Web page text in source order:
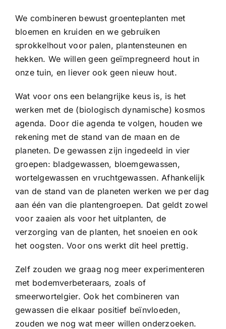
We combineren bewust groenteplanten met
bloemen en kruiden en we gebruiken
sprokkelhout voor palen, plantensteunen en
hekken. We willen geen geïmpregneerd hout in
onze tuin, en liever ook geen nieuw hout.
Wat voor ons een belangrijke keus is, is het
werken met de (biologisch dynamische) kosmos
agenda. Door die agenda te volgen, houden we
rekening met de stand van de maan en de
planeten. De gewassen zijn ingedeeld in vier
groepen: bladgewassen, bloemgewassen,
wortelgewassen en vruchtgewassen. Afhankelijk
van de stand van de planeten werken we per dag
aan één van die plantengroepen. Dat geldt zowel
voor zaaien als voor het uitplanten, de
verzorging van de planten, het snoeien en ook
het oogsten. Voor ons werkt dit heel prettig.
Zelf zouden we graag nog meer experimenteren
met bodemverbeteraars, zoals of
smeerwortelgier. Ook het combineren van
gewassen die elkaar positief beïnvloeden,
zouden we nog wat meer willen onderzoeken.